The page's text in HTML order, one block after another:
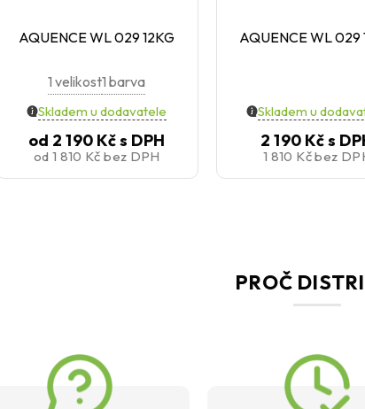
AQUENCE WL 029 12KG
1 velikost1 barva
Skladem u dodavatele
od 2 190 Kčs DPH
od 1 810 Kčbez DPH
AQUENCE WL 029
Skladem u
2 190 Kčs
1 810 Kčbez
PROČ